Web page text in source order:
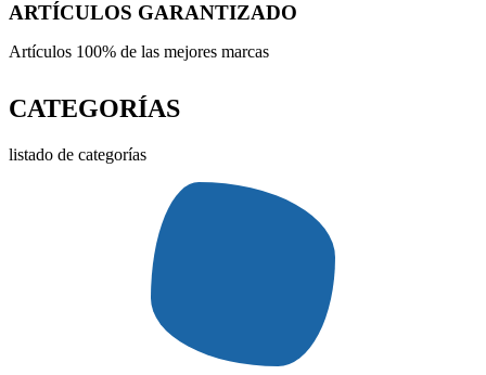
ARTÍCULOS GARANTIZADO
Artículos 100% de las mejores marcas
CATEGORÍAS
listado de categorías